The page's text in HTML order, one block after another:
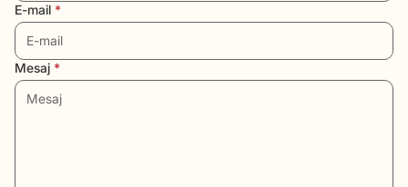
E-mail *
Mesaj *